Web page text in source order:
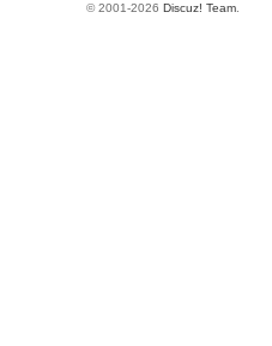
© 2001-2026 Discuz! Team